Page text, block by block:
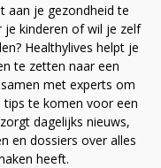
aan je gezondheid te
je kinderen of wil je zelf
Healthylives helpt je
te zetten naar een
met experts om
te komen voor een
dagelijks nieuws,
en dossiers over alles
heeft.